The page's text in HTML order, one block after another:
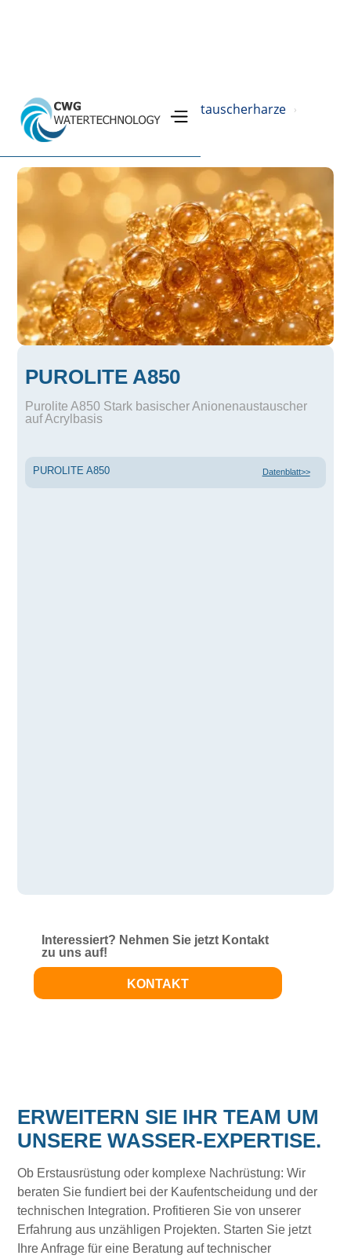
Home › Produkte Ionenaustauscherharze ›
Anionenaustauscher ›
PUROLITE A850
Purolite A850 Stark basischer Anionenaustauscher
auf Acrylbasis
PUROLITE A850 Datenblatt>>
Interessiert? Nehmen Sie jetzt Kontakt
zu uns auf!
KONTAKT
ERWEITERN SIE IHR TEAM UM
UNSERE WASSER-EXPERTISE.
Ob Erstausrüstung oder komplexe Nachrüstung: Wir
beraten Sie fundiert bei der Kaufentscheidung und der
technischen Integration. Profitieren Sie von unserer
Erfahrung aus unzähligen Projekten. Starten Sie jetzt
Ihre Anfrage für eine Beratung auf technischer